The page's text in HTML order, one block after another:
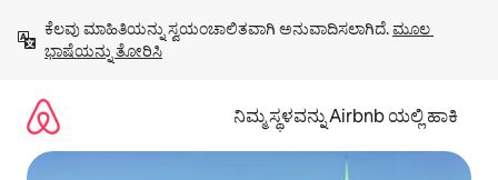
ಹೋಗಿ
ಕೆಲವು ಮಾಹಿತಿಯನ್ನು ಸ್ವಯಂಚಾಲಿತವಾಗಿ ಅನುವಾದಿಸಲಾಗಿದೆ. ಮೂಲ
ಭಾಷೆಯನ್ನು ತೋರಿಸಿ
ನಿಮ್ಮ ಸ್ಥಳವನ್ನು Airbnb ಯಲ್ಲಿ ಹಾಕಿ